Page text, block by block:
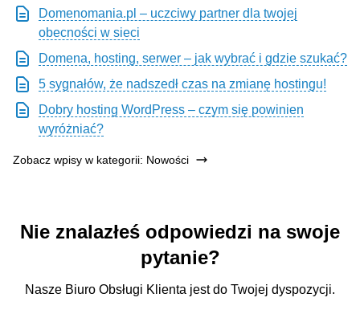
Domenomania.pl – uczciwy partner dla twojej
obecności w sieci
Domena, hosting, serwer – jak wybrać i gdzie szukać?
5 sygnałów, że nadszedł czas na zmianę hostingu!
Dobry hosting WordPress – czym się powinien
wyróżniać?
Zobacz wpisy w kategorii: Nowości
Nie znalazłeś odpowiedzi na swoje
pytanie?
Nasze Biuro Obsługi Klienta jest do Twojej dyspozycji.